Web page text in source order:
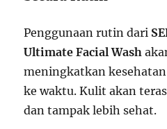
Penggunaan rutin dari
Ultimate Facial Wash
meningkatkan
ke waktu. Kulit akan
dan tampak lebih sehat.